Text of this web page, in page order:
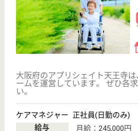
アスケア訪問入浴大阪城東
大阪府大阪市城
東区成育2-5-21
野江〔京阪線〕
駅徒歩4分
大阪府のアスケア訪問入浴大阪城東は、訪問入浴を運
営しています。 ぜひ各求人をご覧ください。
介護職 正社員(日勤のみ)
給与
月給：226,000円〜246,000円
職種
介護職
無資格可 未経験OK
土日休み